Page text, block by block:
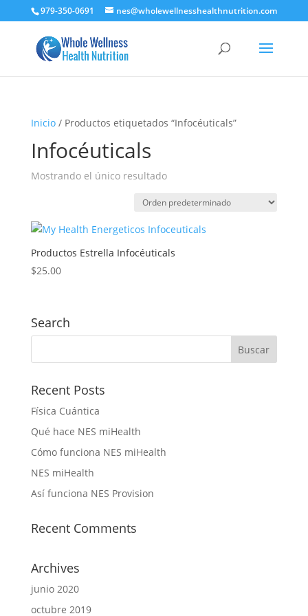
979-350-0691 nes@wholewellnesshealthnutrition.com
Inicio/ Productos etiquetados “Infocéuticals”
Infocéuticals
Mostrando el único resultado
Productos Estrella Infocéuticals
$25.00
Search
Recent Posts
Física Cuántica
Qué hace NES miHealth
Cómo funciona NES miHealth
NES miHealth
Así funciona NES Provision
Recent Comments
Archives
junio 2020
octubre 2019